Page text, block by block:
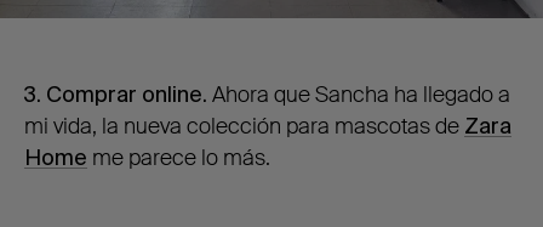
3. Comprar online. Ahora que Sancha ha llegado a
mi vida, la nueva colección para mascotas de Zara
Home me parece lo más.